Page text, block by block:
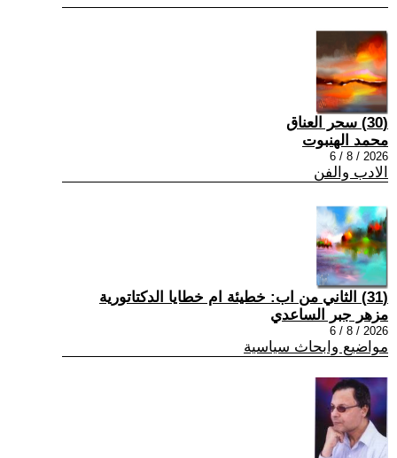
(30) سحر العناق
محمد الهنبوت
2026 / 8 / 6
الادب والفن
(31) الثاني من اب: خطيئة ام خطايا الدكتاتورية
مزهر جبر الساعدي
2026 / 8 / 6
مواضيع وابحاث سياسية